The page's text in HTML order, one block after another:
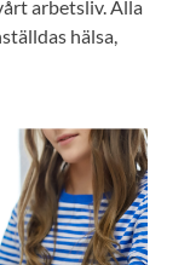
arbetsliv. Alla
hälsa,